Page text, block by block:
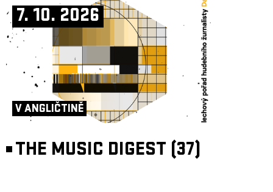
7. 10. 2026
V ANGLIČTINĚ
THE MUSIC DIGEST (37)